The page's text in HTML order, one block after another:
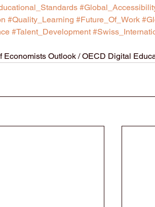
#Quality_Learning #Future_Of_Work
#Talent_Development
Outlook / OECD Digital